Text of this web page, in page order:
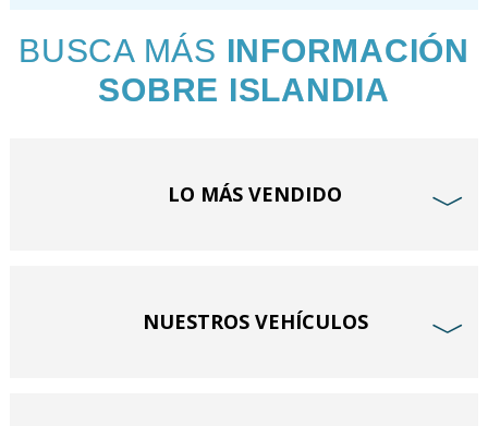
BUSCA MÁS INFORMACIÓN
SOBRE ISLANDIA
LO MÁS VENDIDO ﹀
NUESTROS VEHÍCULOS ﹀